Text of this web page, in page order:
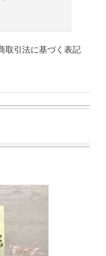
取引法に基づく表記